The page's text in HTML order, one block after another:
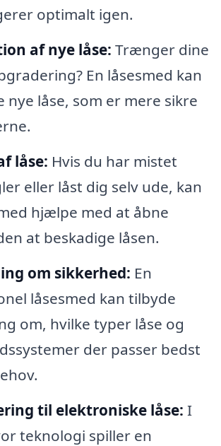
optimalt igen.
af nye låse: Trænger dine
En låsesmed kan
nye låse, som er mere sikre
låse: Hvis du har mistet
eller låst dig selv ude, kan
hjælpe med at åbne
at beskadige låsen.
om sikkerhed: En
låsesmed kan tilbyde
om, hvilke typer låse og
der passer bedst
til elektroniske låse: I
teknologi spiller en